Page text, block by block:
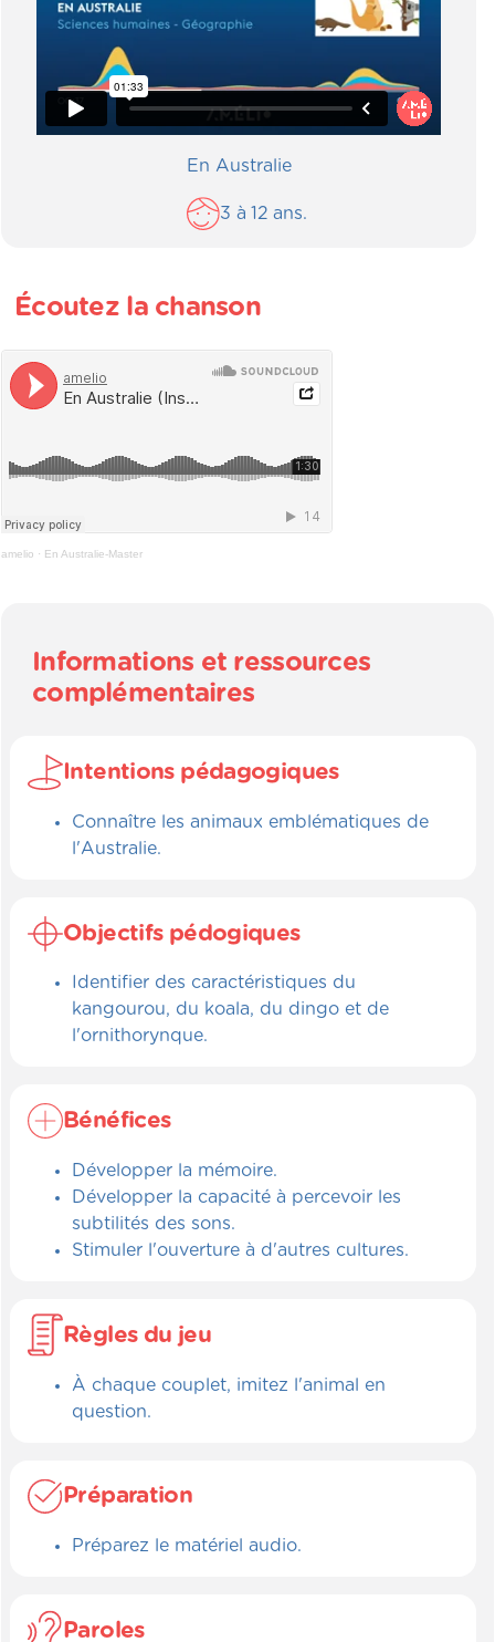
En Australie
3 à 12 ans.
Écoutez la chanson
amelio · En Australie-Master
Informations et ressources
complémentaires
Intentions pédagogiques
Connaître les animaux emblématiques de
l'Australie.
Objectifs pédogiques
Identifier des caractéristiques du
kangourou, du koala, du dingo et de
l'ornithorynque.
Bénéfices
Développer la mémoire.
Développer la capacité à percevoir les
subtilités des sons.
Stimuler l'ouverture à d'autres cultures.
Règles du jeu
À chaque couplet, imitez l'animal en
question.
Préparation
Préparez le matériel audio.
Paroles